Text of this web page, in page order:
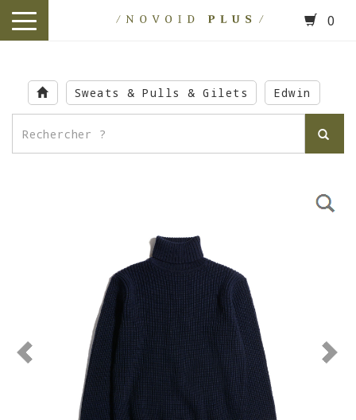
main
content
toggle
0
Sweats & Pulls & Gilets Edwin